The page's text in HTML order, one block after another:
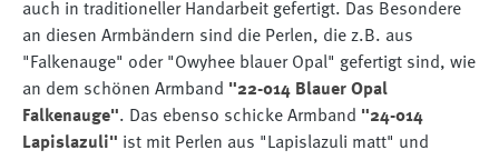
auch in traditioneller Handarbeit gefertigt. Das Besondere
an diesen Armbändern sind die Perlen, die z.B. aus
"Falkenauge" oder "Owyhee blauer Opal" gefertigt sind, wie
an dem schönen Armband "22-014 Blauer Opal
Falkenauge". Das ebenso schicke Armband "24-014
Lapislazuli" ist mit Perlen aus "Lapislazuli matt" und